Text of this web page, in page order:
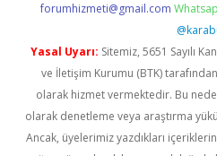
forumhizmeti@gmail.com
Yasal Uyarı: Sitemiz, 5651 Sayılı
ve İletişim Kurumu (BTK)
olarak hizmet vermektedir. Bu
olarak denetleme veya araştırma
Ancak, üyelerimiz yazdıkları